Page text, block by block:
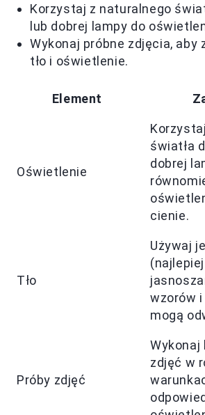
Korzystaj z naturalnego
lub dobrej lampy do
Wykonaj próbne zdjęcia, aby
tło i oświetlenie.
Element
Oświetlenie
światła
dobrej
cienie.
Tło
Używaj
wzorów
mogą
Próby zdjęć
Wykonaj
zdjęć w